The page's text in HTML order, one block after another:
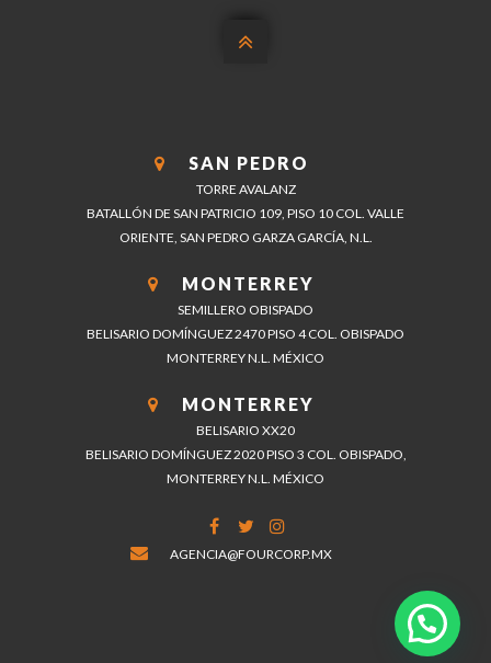

SAN PEDRO
TORRE AVALANZ
BATALLÓN DE SAN PATRICIO 109, PISO 10 COL. VALLE
ORIENTE, SAN PEDRO GARZA GARCÍA, N.L.
MONTERREY
SEMILLERO OBISPADO
BELISARIO DOMÍNGUEZ 2470 PISO 4 COL. OBISPADO
MONTERREY N.L. MÉXICO
MONTERREY
BELISARIO XX20
BELISARIO DOMÍNGUEZ 2020 PISO 3 COL. OBISPADO,
MONTERREY N.L. MÉXICO
AGENCIA@FOURCORP.MX